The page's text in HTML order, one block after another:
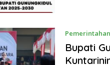
Pemerintahan
Bupati